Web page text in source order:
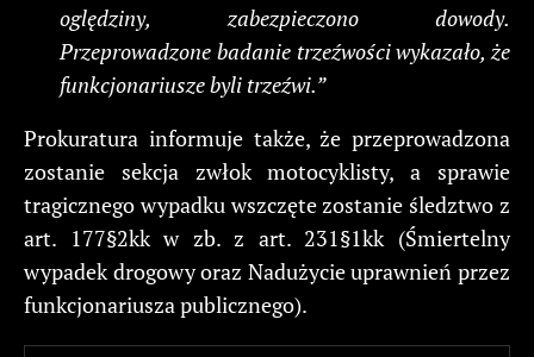
oględziny, zabezpieczono dowody.
Przeprowadzone badanie trzeźwości wykazało, że
funkcjonariusze byli trzeźwi.”
Prokuratura informuje także, że przeprowadzona
zostanie sekcja zwłok motocyklisty, a sprawie
tragicznego wypadku wszczęte zostanie śledztwo z
art. 177§2kk w zb. z art. 231§1kk (Śmiertelny
wypadek drogowy oraz Nadużycie uprawnień przez
funkcjonariusza publicznego).